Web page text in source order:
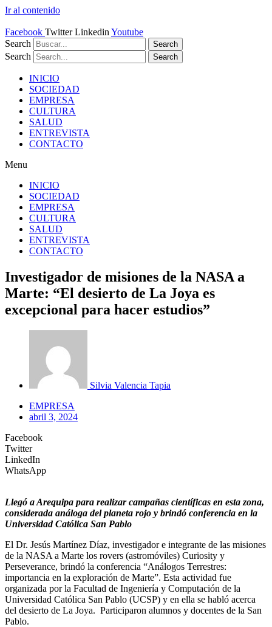
Ir al contenido
Facebook Twitter Linkedin Youtube
Search
Search
Search Search
INICIO
SOCIEDAD
EMPRESA
CULTURA
SALUD
ENTREVISTA
CONTACTO
Menu
INICIO
SOCIEDAD
EMPRESA
CULTURA
SALUD
ENTREVISTA
CONTACTO
Investigador de misiones de la NASA a
Marte: “El desierto de La Joya es
excepcional para hacer estudios”
Silvia Valencia Tapia
EMPRESA
abril 3, 2024
Facebook
Twitter
LinkedIn
WhatsApp
Llegó a Arequipa para realizar campañas científicas en esta zona,
considerada análoga del planeta rojo y brindó conferencia en la
Universidad Católica San Pablo
El Dr. Jesús Martínez Díaz, investigador e integrante de las misiones
de la NASA a Marte los rovers (astromóviles) Curiosity y
Perseverance, brindó la conferencia “Análogos Terrestres:
importancia en la exploración de Marte”. Esta actividad fue
organizada por la Facultad de Ingeniería y Computación de la
Universidad Católica San Pablo (UCSP) y en ella se habló acerca
del desierto de La Joya. Participaron alumnos y docentes de la San
Pablo.